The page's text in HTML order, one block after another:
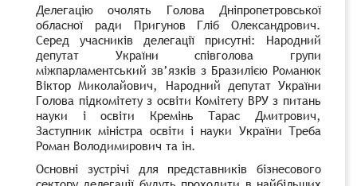
Делегацію очолять Голова Дніпропетровської
обласної ради Пригунов Гліб Олександрович.
Серед учасників делегації присутні: Народний
депутат України співголова групи
міжпарламентський зв’язків з Бразилією Романюк
Віктор Миколайович, Народний депутат України
Голова підкомітету з освіти Комітету ВРУ з питань
науки і освіти Кремінь Тарас Дмитрович,
Заступник міністра освіти і науки України Треба
Роман Володимирович та ін.
Основні зустрічі для представників бізнесового